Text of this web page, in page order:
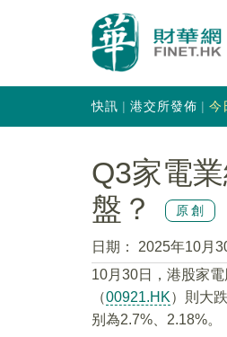
快訊 港交所發佈 今
Q3家電
盤？
原創
日期：
2025年10月
10月30日，港股家
（00921.HK）則大
别為2.7%、2.18%。